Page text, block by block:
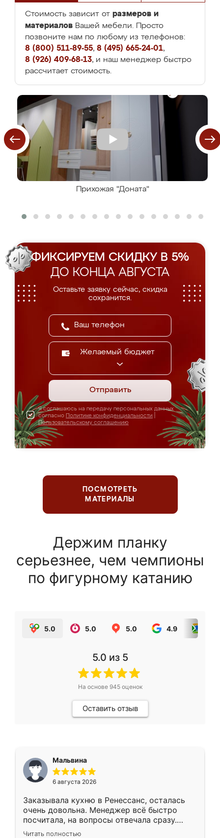
Стоимость зависит от размеров и
материалов Вашей мебели. Просто
позвоните нам по любому из телефонов:
8 (800) 511-89-55, 8 (495) 665-24-01,
8 (926) 409-68-13, и наш менеджер быстро
рассчитает стоимость.
Прихожая "Доната"
ФИКСИРУЕМ СКИДКУ В 5%
ДО КОНЦА АВГУСТА
Оставьте заявку сейчас, скидка
сохранится.
Желаемый бюджет
Отправить
Я соглашаюсь на передачу персональных данных
согласно Политике конфиденциальности
Пользовательскому соглашению
ПОСМОТРЕТЬ
МАТЕРИАЛЫ
Держим планку
серьезнее, чем чемпионы
по фигурному катанию
5.0 5.0 5.0 4.9
5.0 из 5
На основе 945оценок
Оставить отзыв
Мальвина
6 августа 2026
Заказывала кухню в Ренессанс, осталась
очень довольна. Менеджер всё быстро
посчитала, на вопросы отвечала сразу.
Замерщик приехал в субботу, подошёл к
Читать полностью